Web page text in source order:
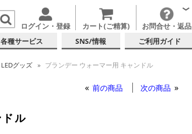
ログイン・登録 カート(ご精算) お問合せ・返品
各種サービス SNS/情報 ご利用ガイド
グッズ
ブランデー ウォーマー用 キャンドル
前の商品 次の商品
ル